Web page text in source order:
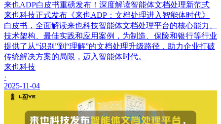
来也ADP白皮书重磅发布！深度解读智能体文档处理新范式
来也科技正式发布《来也ADP：文档处理进入智能体时代》
白皮书，全面解读来也科技智能体文档处理平台的核心能力、
技术架构、最佳实践和应用案例，为制造、保险和银行等行业
提供了从“识别”到“理解”的文档处理升级路径，助力企业打破
传统解决方案的局限，迈入智能体时代。
来也科技
·
2025-11-04